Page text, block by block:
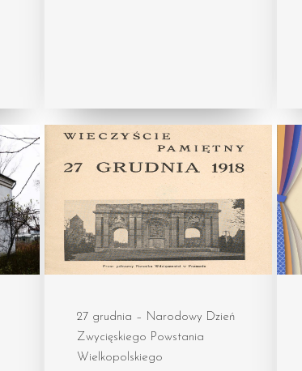
27 grudnia – Narodowy Dzień
Zwycięskiego Powstania
Wielkopolskiego